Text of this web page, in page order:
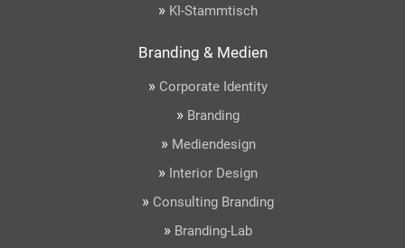
» KI-Stammtisch
Branding & Medien
» Corporate Identity
» Branding
» Mediendesign
» Interior Design
» Consulting Branding
» Branding-Lab